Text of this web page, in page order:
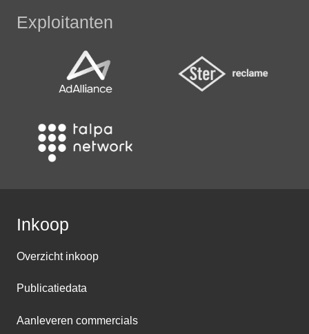
Exploitanten
Inkoop
Overzicht inkoop
Publicatiedata
Aanleveren commercials